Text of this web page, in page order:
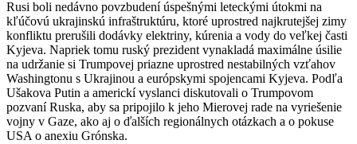
Rusi boli nedávno povzbudení úspešnými leteckými útokmi na
kľúčovú ukrajinskú infraštruktúru, ktoré uprostred najkrutejšej zimy
konfliktu prerušili dodávky elektriny, kúrenia a vody do veľkej časti
Kyjeva. Napriek tomu ruský prezident vynakladá maximálne úsilie
na udržanie si Trumpovej priazne uprostred nestabilných vzťahov
Washingtonu s Ukrajinou a európskymi spojencami Kyjeva. Podľa
Ušakova Putin a americkí vyslanci diskutovali o Trumpovom
pozvaní Ruska, aby sa pripojilo k jeho Mierovej rade na vyriešenie
vojny v Gaze, ako aj o ďalších regionálnych otázkach a o pokuse
USA o anexiu Grónska.